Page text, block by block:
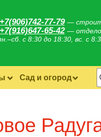
+7(906)742-77-79 —
+7(916)647-65-42 —
с 8:30 до 18:30, вс. с
Сад и огород